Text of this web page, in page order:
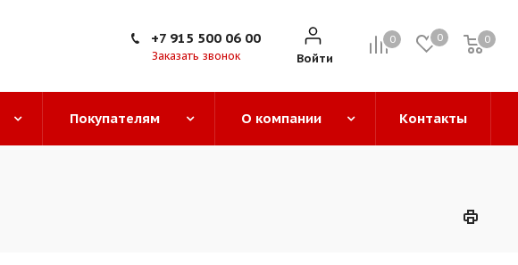
0 0 0
0
Войти
+7 915 500 06 00
Заказать звонок
Покупателям О компании Контакты